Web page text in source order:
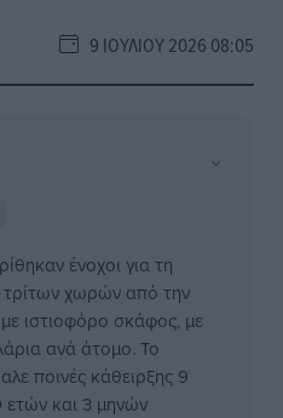
9 ΙΟΥΛΊΟΥ 2026 08:05
⌄
ένοχοι για τη
χωρών από την
ιστιοφόρο σκάφος, με
ανά άτομο. Το
ποινές κάθειρξης 9
ετών και 3 μηνών